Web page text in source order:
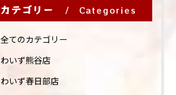
カテゴリー Categories
全てのカテゴリー
わいず熊谷店
わいず春日部店